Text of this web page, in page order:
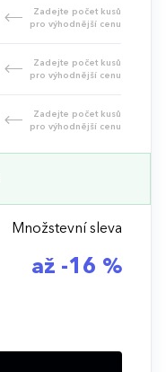
Zadejte počet kusů
pro výhodnější cenu
Zadejte počet kusů
pro výhodnější cenu
Zadejte počet kusů
pro výhodnější cenu
Množstevní sleva
až -16 %